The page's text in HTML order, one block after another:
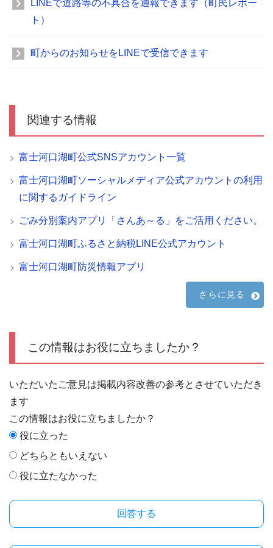
LINEで道路等の不具合を通報できます（町民レポー
ト）
町からのお知らせをLINEで受信できます
関連する情報
富士河口湖町公式SNSアカウント一覧
富士河口湖町ソーシャルメディア公式アカウントの利用
に関するガイドライン
ごみ分別案内アプリ「さんあ～る」をご活用ください。
富士河口湖町ふるさと納税LINE公式アカウント
富士河口湖町防災情報アプリ
さらに見る
この情報はお役に立ちましたか？
いただいたご意見は掲載内容改善の参考とさせていただき
ます
この情報はお役に立ちましたか？
役に立った
どちらともいえない
役に立たなかった